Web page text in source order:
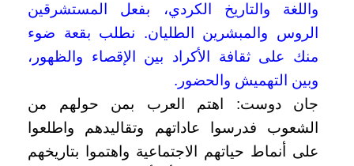
واللغة والتاريخ الكردي، بفعل المستشرقين
الروس والمبشرين الطليان. نطلب بقعة ضوء
منك على ثقافة الأكراد بين الإقصاء والظهور،
وبين التهميش والحضور.
جان دوست: اهتم العرب بمن حولهم من
الشعوب فدرسوا عاداتهم وتقاليدهم واطلعوا
على أنماط حياتهم الاجتماعية واهتموا بتاريخهم